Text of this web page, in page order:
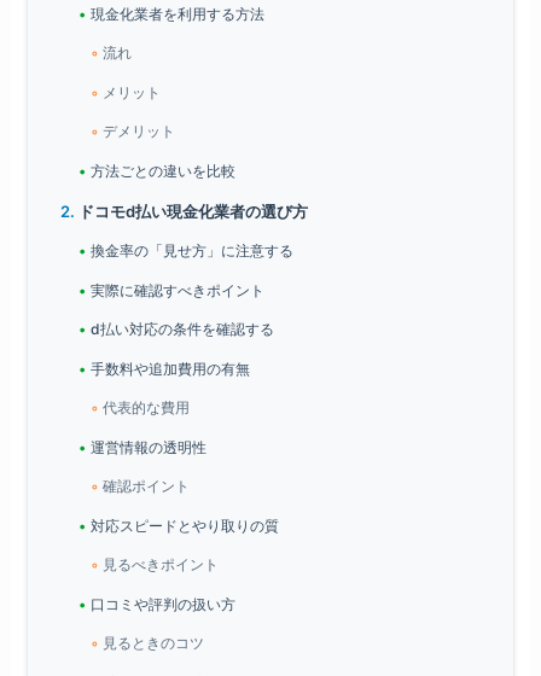
現金化業者を利用する方法
流れ
メリット
デメリット
方法ごとの違いを比較
ドコモd払い現金化業者の選び方
換金率の「見せ方」に注意する
実際に確認すべきポイント
d払い対応の条件を確認する
手数料や追加費用の有無
代表的な費用
運営情報の透明性
確認ポイント
対応スピードとやり取りの質
見るべきポイント
口コミや評判の扱い方
見るときのコツ